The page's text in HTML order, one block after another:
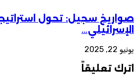
صواريخ سجيل: تحول
الإسرائيلي…
يونيو 22, 2025
اترك تعليقاً